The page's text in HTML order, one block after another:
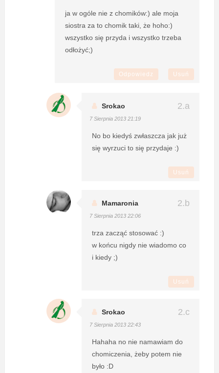
ja w ogóle nie z chomików:) ale moja
siostra za to chomik taki, że hoho:)
wszystko się przyda i wszystko trzeba
odłożyć;)
Odpowiedz Usuń
Srokao
7 Sierpnia 2013 21:19
No bo kiedyś zwłaszcza jak już
się wyrzuci to się przydaje :)
Usuń
Mamaronia
7 Sierpnia 2013 22:06
trza zacząć stosować :)
w końcu nigdy nie wiadomo co
i kiedy ;)
Usuń
Srokao
7 Sierpnia 2013 22:43
Hahaha no nie namawiam do
chomiczenia, żeby potem nie
było :D